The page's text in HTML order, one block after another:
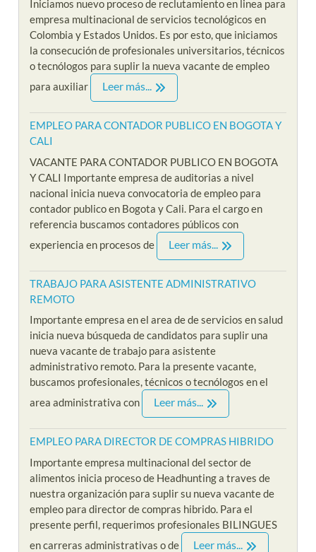
Iniciamos nuevo proceso de reclutamiento en linea para
empresa multinacional de servicios tecnológicos en
Colombia y Estados Unidos. Es por esto, que iniciamos
la consecución de profesionales universitarios, técnicos
o tecnólogos para suplir la nueva vacante de empleo
para auxiliar
Leer más...
EMPLEO PARA CONTADOR PUBLICO EN BOGOTA Y
CALI
VACANTE PARA CONTADOR PUBLICO EN BOGOTA
Y CALI Importante empresa de auditorias a nivel
nacional inicia nueva convocatoria de empleo para
contador publico en Bogota y Cali. Para el cargo en
referencia buscamos contadores públicos con
experiencia en procesos de
Leer más...
TRABAJO PARA ASISTENTE ADMINISTRATIVO
REMOTO
Importante empresa en el area de de servicios en salud
inicia nueva búsqueda de candidatos para suplir una
nueva vacante de trabajo para asistente
administrativo remoto. Para la presente vacante,
buscamos profesionales, técnicos o tecnólogos en el
area administrativa con
Leer más...
EMPLEO PARA DIRECTOR DE COMPRAS HIBRIDO
Importante empresa multinacional del sector de
alimentos inicia proceso de Headhunting a traves de
nuestra organización para suplir su nueva vacante de
empleo para director de compras hibrido. Para el
presente perfil, requerimos profesionales BILINGUES
en carreras administrativas o de
Leer más...